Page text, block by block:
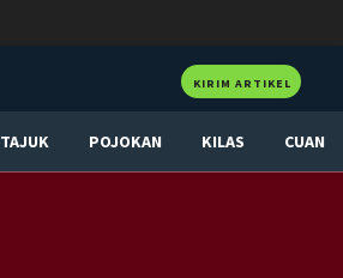
KIRIM ARTIKEL
TAJUK POJOKAN KILAS CUAN